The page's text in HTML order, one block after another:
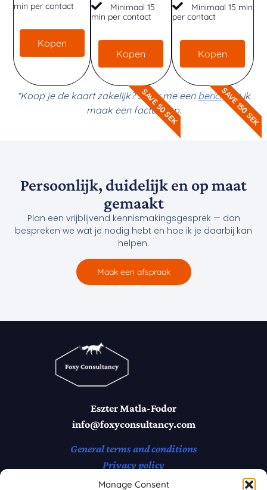
Manage Consent
min per contact
Kopen
Minimaal 15
min per contact
Kopen
SAVE 50 SEK
Minimaal 15 min
per contact
Kopen
SAVE 150 SEK
*Koop je de kaart zakelijk? Stuur me een bericht en ik
maak een factuur op.
Persoonlijk, duidelijk en op maat
gemaakt
Plan een vrijblijvend kennismakingsgesprek — dan
bespreken we wat je nodig hebt en hoe ik je daarbij kan
helpen.
Maak een afspraak
Eszter Matla-Fodor
info@foxyconsultancy.com
General terms and conditions
Privacy policy